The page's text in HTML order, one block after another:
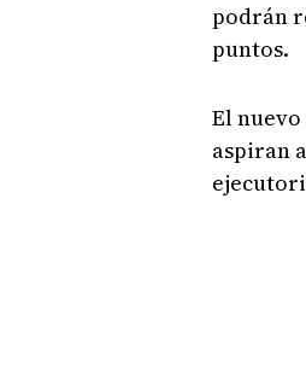
podrán
puntos.
El
aspiran